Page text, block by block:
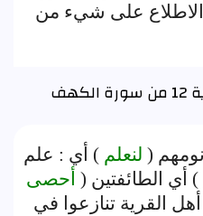
على شيء من
( لنعلم ) أي : علم
) أي الطائفتين ( أحصى
القرية تنازعوا في